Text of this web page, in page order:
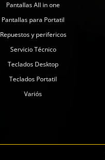
Pantallas All in one
Pantallas para Portatil
Repuestos y perifericos
Servicio Técnico
Teclados Desktop
Teclados Portatil
Variós